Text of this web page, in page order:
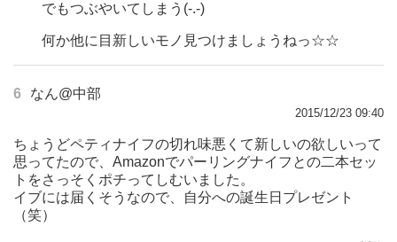
でもつぶやいてしまう(-.-)
何か他に目新しいモノ見つけましょうねっ☆☆
6 なん@中部
2015/12/23 09:40
ちょうどペティナイフの切れ味悪くて新しいの欲しいって
思ってたので、Amazonでパーリングナイフとの二本セッ
トをさっそくポチってしむいました。
イブには届くそうなので、自分への誕生日プレゼント
（笑）